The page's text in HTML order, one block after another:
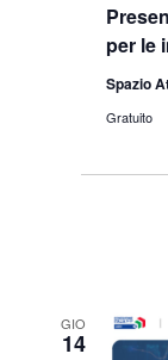
per le
Spazio
Gratuito
GIO
14